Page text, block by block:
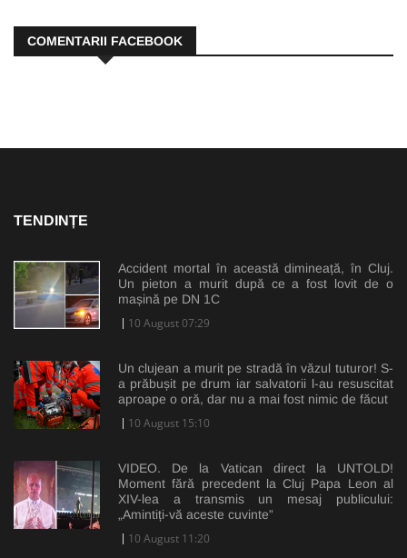
COMENTARII FACEBOOK
TENDINȚE
Accident mortal în această dimineață, în Cluj.
Un pieton a murit după ce a fost lovit de o
mașină pe DN 1C
10 August 07:29
Un clujean a murit pe stradă în văzul tuturor! S-
a prăbușit pe drum iar salvatorii l-au resuscitat
aproape o oră, dar nu a mai fost nimic de făcut
10 August 15:10
VIDEO. De la Vatican direct la UNTOLD!
Moment fără precedent la Cluj Papa Leon al
XIV-lea a transmis un mesaj publicului:
„Amintiți-vă aceste cuvinte”
10 August 11:20